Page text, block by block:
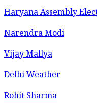
Haryana Assembly
Narendra Modi
Vijay Mallya
Delhi Weather
Rohit Sharma